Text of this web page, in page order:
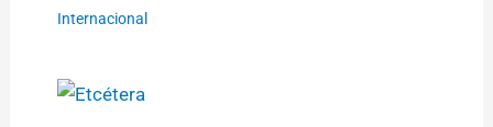
Internacional